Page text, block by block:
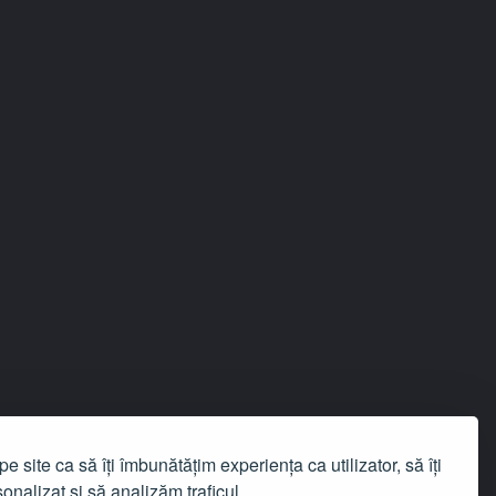
site ca să îți îmbunătățim experiența ca utilizator, să îți